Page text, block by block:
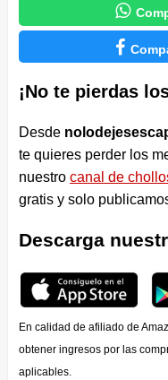


¡No te pierdas
Desde
te quieres perder los
nuestro canal de
gratis y solo
Descarga
En calidad de afiliado de
obtener ingresos por las
aplicables.